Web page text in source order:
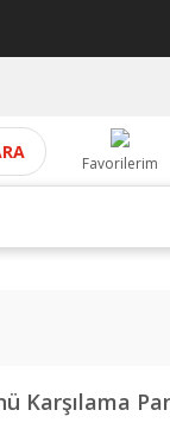
Favorilerim
Karşılama